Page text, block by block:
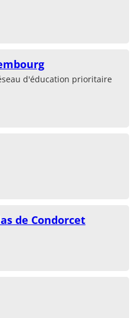
d'éducation prioritaire
de Condorcet